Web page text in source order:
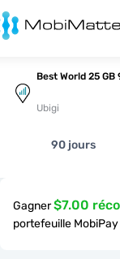
Best World 25 GB
Ubigi
90 jours
Gagner$7.00
portefeuille